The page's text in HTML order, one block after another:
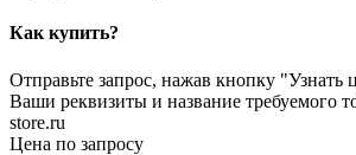
Как купить?
Отправьте запрос, нажав кнопку
Ваши реквизиты и название требуемого
store.ru
Цена по запросу